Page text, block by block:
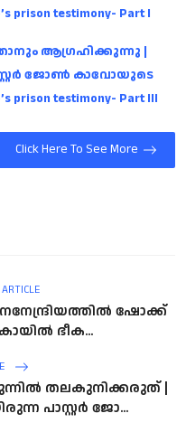
testimony- Part I
ആഗ്രഹിക്കുന്നു |
ജോൺ കാവോയുടെ
testimony- Part III
Click Here To See More
ഷോക്ക്
ഭീക...
തലകുനിക്കരുത് |
പാസ്റ്റർ ജോ...